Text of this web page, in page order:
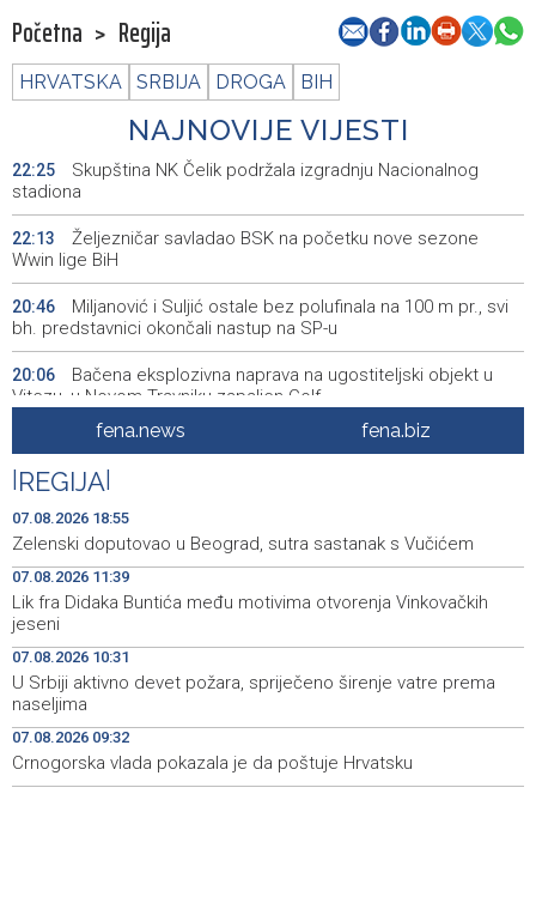
Početna > Regija
HRVATSKA SRBIJA DROGA BIH
NAJNOVIJE VIJESTI
22:25
Skupština NK Čelik podržala izgradnju Nacionalnog
stadiona
22:13
Željezničar savladao BSK na početku nove sezone
Wwin lige BiH
20:46
Miljanović i Suljić ostale bez polufinala na 100 m pr., svi
bh. predstavnici okončali nastup na SP-u
20:06
Bačena eksplozivna naprava na ugostiteljski objekt u
Vitezu, u Novom Travniku zapaljen Golf
Galerija ULUPUBiH otvara novu izlagačku sezonu,
predstavlja novi izlagački program
19:44 Faris Dževahirić novi nogometaš Veleža
Announcement of events for Saturday, 8 August 2026
19:10
Rudari Milanovića ubijedili da ode kući, Memčić se već
ponovo vratio u jamu 'Raspotočje'
19:03
Sarajevo Film Festival presents Kinoscope and
Kinoscope Surreal programs
19:00 Najave događaja za 8. 8. 2026. godine (subota)
fena.news fena.biz
REGIJA
07.08.2026 18:55
Zelenski doputovao u Beograd, sutra sastanak s Vučićem
07.08.2026 11:39
Lik fra Didaka Buntića među motivima otvorenja Vinkovačkih
jeseni
07.08.2026 10:31
U Srbiji aktivno devet požara, spriječeno širenje vatre prema
naseljima
07.08.2026 09:32
Crnogorska vlada pokazala je da poštuje Hrvatsku